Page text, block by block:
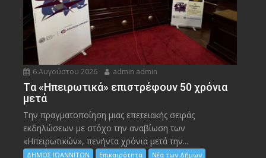
6 Αυγούστου 2026 admin admin
Tα «Ηπειρωτικά» επιστρέφουν 50 χρόνια
μετά
Την πραγματοποίηση μιας επετειακής σειράς
εκδηλώσεων με στόχο την αναβίωση των
«Ηπειρωτικών», πενήντα χρόνια μετά την...
ΔΗΜΟΣ ΙΩΑΝΝΙΤΩΝ Επικαιρότητα
Νέα των Δήμων